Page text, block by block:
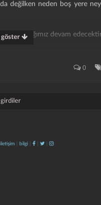
değilken neden boş yere
varlığımız devam
ancak bu geleceği sözcüklere
etmeye karar verdim.
0
iletişim bilgi